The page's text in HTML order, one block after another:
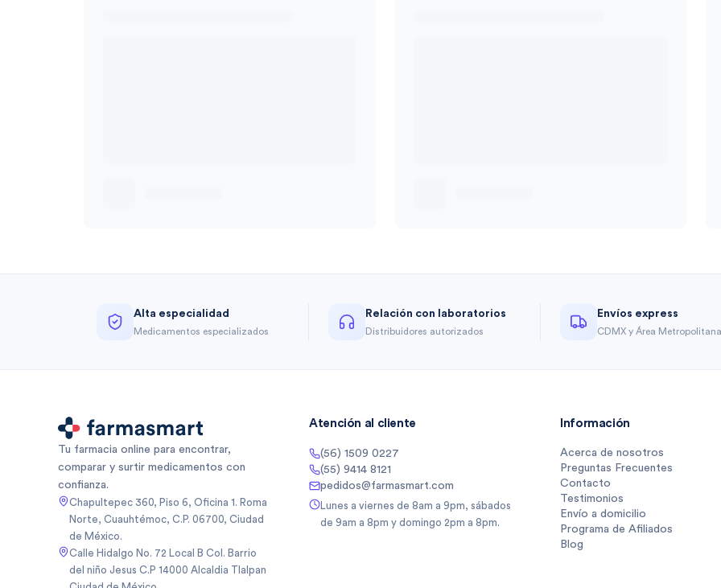
Alta especialidad
Medicamentos especializados
Relación con laboratorios
Distribuidores autorizados
Envíos express
CDMX y Área Metropolitana
Tu farmacia online para encontrar,
comparar y surtir medicamentos con
confianza.
Chapultepec 360, Piso 6, Oficina 1. Roma
Norte, Cuauhtémoc, C.P. 06700, Ciudad
de México.
Calle Hidalgo No. 72 Local B Col. Barrio
del niño Jesus C.P 14000 Alcaldia Tlalpan
Atención al cliente
(56) 1509 0227
(55) 9414 8121
pedidos@farmasmart.com
Lunes a viernes de 8am a 9pm, sábados
de 9am a 8pm y domingo 2pm a 8pm.
Información
Acerca de nosotros
Preguntas Frecuentes
Contacto
Testimonios
Envío a domicilio
Programa de Afiliados
Blog